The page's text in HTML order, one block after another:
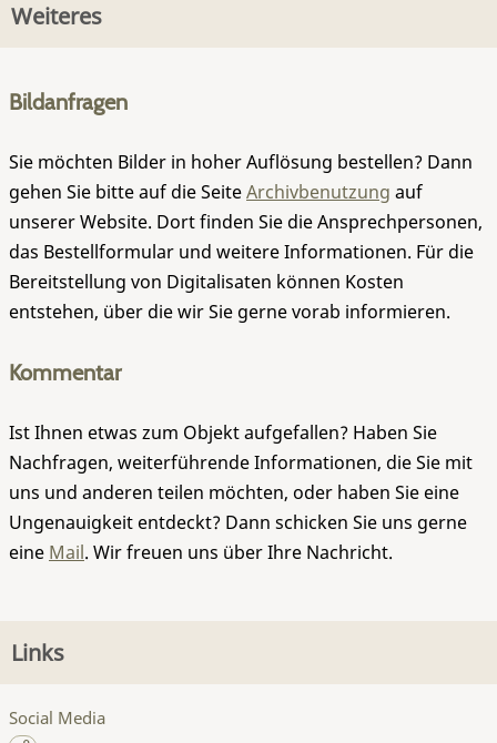
Weiteres
Bildanfragen
Sie möchten Bilder in hoher Auflösung bestellen? Dann
gehen Sie bitte auf die SeiteArchivbenutzung auf
unserer Website. Dort finden Sie die Ansprechpersonen,
das Bestellformular und weitere Informationen. Für die
Bereitstellung von Digitalisaten können Kosten
entstehen, über die wir Sie gerne vorab informieren.
Kommentar
Ist Ihnen etwas zum Objekt aufgefallen? Haben Sie
Nachfragen, weiterführende Informationen, die Sie mit
uns und anderen teilen möchten, oder haben Sie eine
Ungenauigkeit entdeckt? Dann schicken Sie uns gerne
eine Mail. Wir freuen uns über Ihre Nachricht.
Links
Social Media